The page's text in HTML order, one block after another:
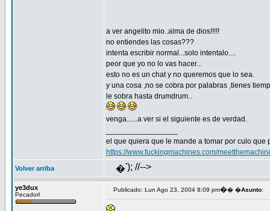
a ver angelito mio..alma de dios!!!!!
no entiendes las cosas???
intenta escribir normal...solo intentalo....
peor que yo no lo vas hacer...
esto no es un chat y no queremos que lo sea.
y una cosa ,no se cobra por palabras ,tienes
le sobra hasta drumdrum..
venga......a ver si el siguiente es de verdad.
el que quiera que le mande a tomar por culo que
https://www.fuckingmachines.com/
Volver arriba �'); //-->
ye3dux
Pecadorl
Publicado: Lun Ago 23, 2004 8:09 pm�� �Asunto: